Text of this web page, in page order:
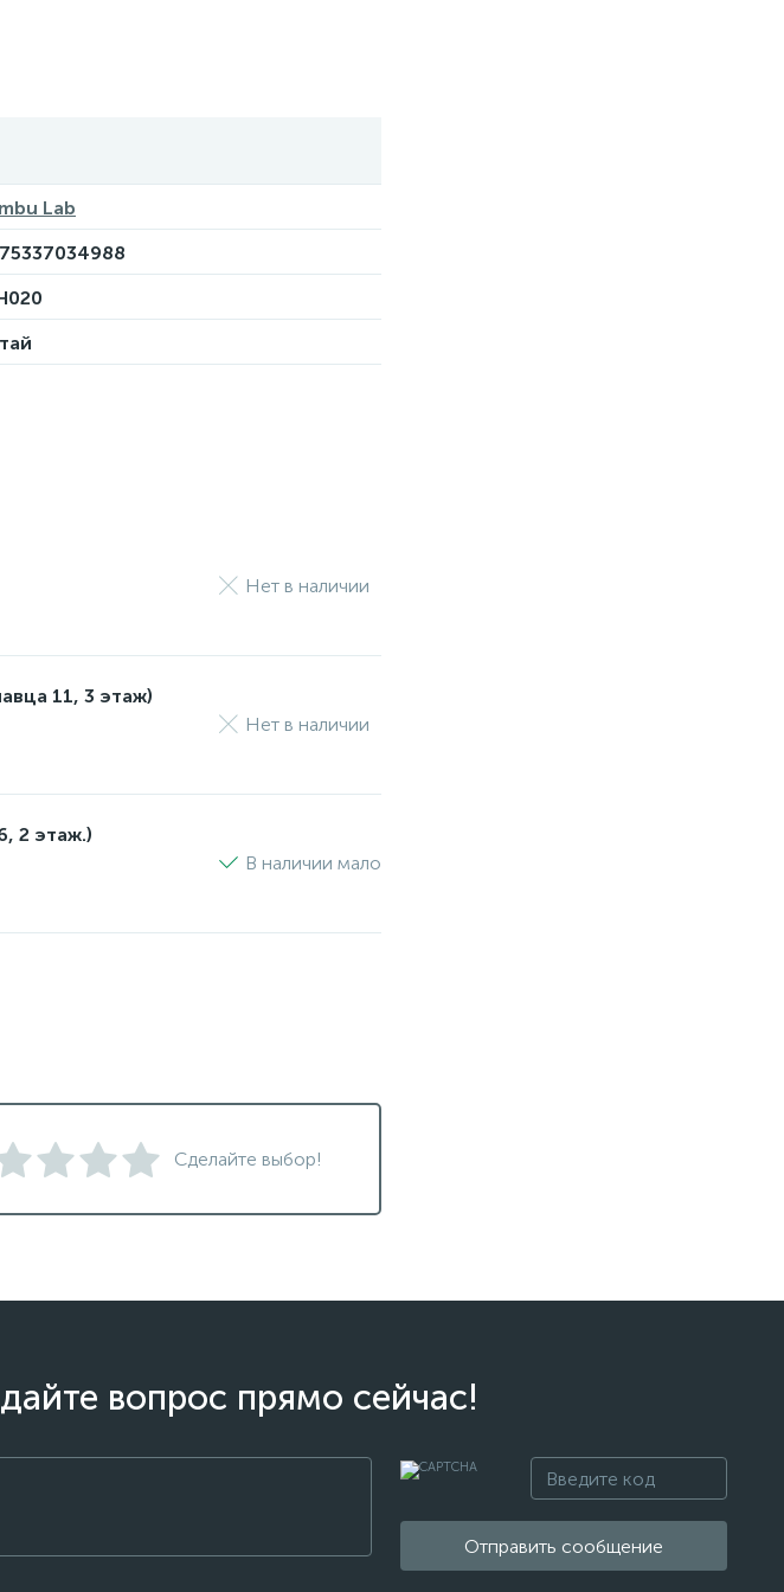
Lab
Нет в наличии
11, 3 этаж)
Нет в наличии
2 этаж.)
В наличии мало
Сделайте выбор!
вопрос прямо сейчас!
Отправить сообщение